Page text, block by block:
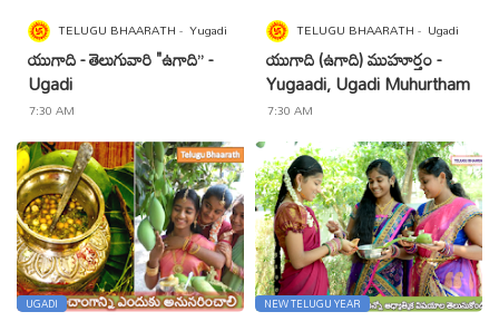
TELUGU BHAARATH Yugadi
యుగాది - తెలుగువారి "ఉగాది” -
Ugadi
7:30 AM
TELUGU BHAARATH Ugadi
యుగాది (ఉగాది) ముహూర్తం -
Yugaadi, Ugadi Muhurtham
7:30 AM
UGADI NEW TELUGU YEAR